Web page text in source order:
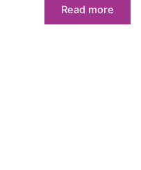
Read more